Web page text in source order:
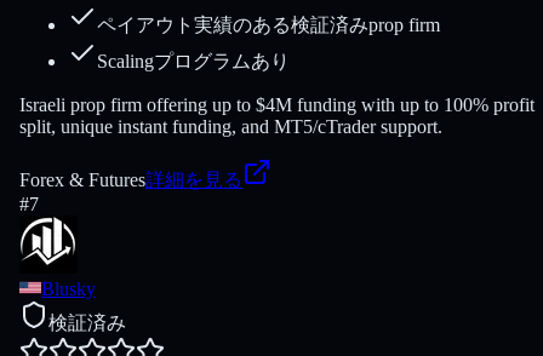
ペイアウト実績のある検証済みprop firm
Scalingプログラムあり
Israeli prop firm offering up to $4M funding with up to 100% profit
split, unique instant funding, and MT5/cTrader support.
Forex & Futures詳細を見る
#7
Blusky
検証済み